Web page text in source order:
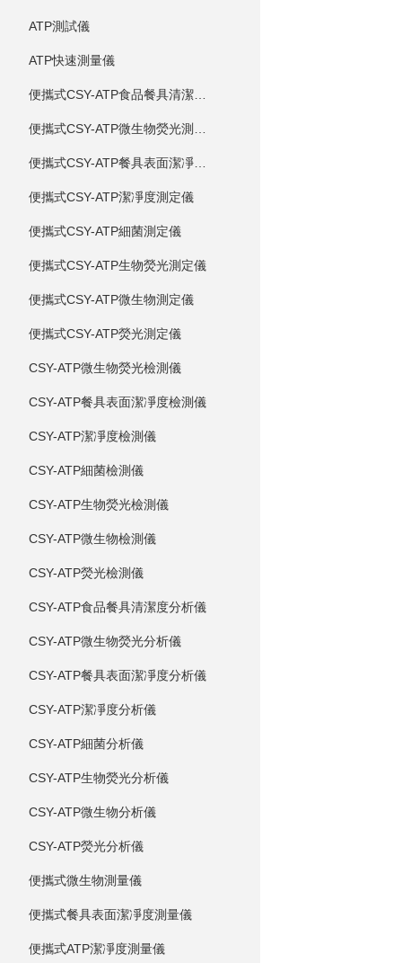
ATP測試儀
ATP快速測量儀
便攜式CSY-ATP潔凈度測定儀
便攜式CSY-ATP細菌測定儀
便攜式CSY-ATP生物熒光測定儀
便攜式CSY-ATP微生物測定儀
便攜式CSY-ATP熒光測定儀
CSY-ATP微生物熒光檢測儀
CSY-ATP餐具表面潔凈度檢測儀
CSY-ATP潔凈度檢測儀
CSY-ATP細菌檢測儀
CSY-ATP生物熒光檢測儀
CSY-ATP微生物檢測儀
CSY-ATP熒光檢測儀
CSY-ATP食品餐具清潔度分析儀
CSY-ATP微生物熒光分析儀
CSY-ATP餐具表面潔凈度分析儀
CSY-ATP潔凈度分析儀
CSY-ATP細菌分析儀
CSY-ATP生物熒光分析儀
CSY-ATP微生物分析儀
CSY-ATP熒光分析儀
便攜式微生物測量儀
便攜式餐具表面潔凈度測量儀
便攜式ATP潔凈度測量儀